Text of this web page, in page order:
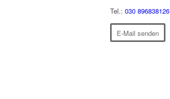
Tel.: 030 896838126
E-Mail senden